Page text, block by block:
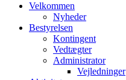
Velkommen
Nyheder
Bestyrelsen
Kontingent
Vedtægter
Administrator
Vejledninger